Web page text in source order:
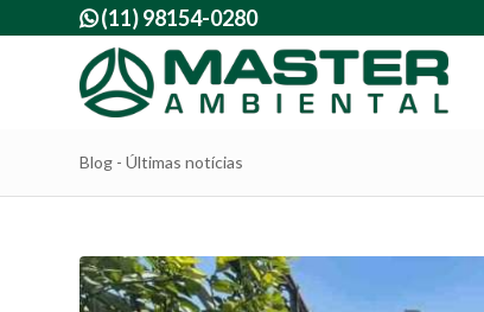
(11) 98154-0280
Blog - Últimas notícias